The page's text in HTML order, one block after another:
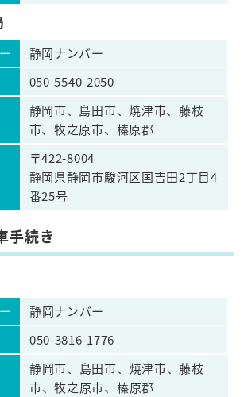
静岡ナンバー
050-5540-2050
静岡市、島田市、焼津市、藤枝
市、牧之原市、榛原郡
〒422-8004
静岡県静岡市駿河区国吉田2丁目4
番25号
手続き
静岡ナンバー
050-3816-1776
静岡市、島田市、焼津市、藤枝
市、牧之原市、榛原郡